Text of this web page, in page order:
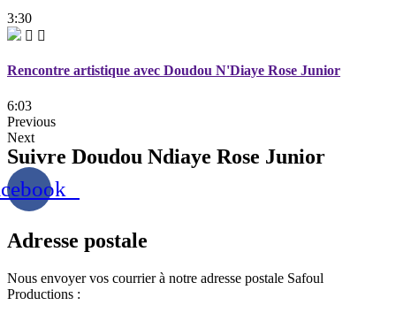
3:30
Rencontre artistique avec Doudou N'Diaye Rose Junior
6:03
Previous
Next
Suivre Doudou Ndiaye Rose Junior
Adresse postale
Nous envoyer vos courrier à notre adresse postale Safoul
Productions :